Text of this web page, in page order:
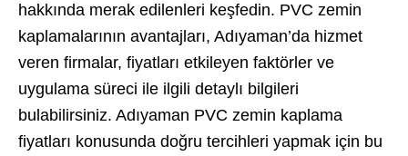
hakkında merak edilenleri keşfedin. PVC zemin
kaplamalarının avantajları, Adıyaman’da hizmet
veren firmalar, fiyatları etkileyen faktörler ve
uygulama süreci ile ilgili detaylı bilgileri
bulabilirsiniz. Adıyaman PVC zemin kaplama
fiyatları konusunda doğru tercihleri yapmak için bu